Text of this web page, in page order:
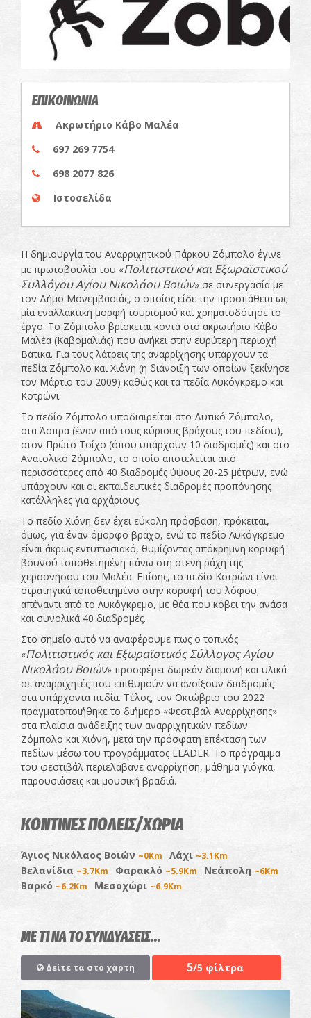
ΕΠΙΚΟΙΝΩΝΙΑ
Ακρωτήριο Κάβο Μαλέα
697 269 7754
698 2077 826
Ιστοσελίδα
Η δημιουργία του Αναρριχητικού Πάρκου Ζόμπολο έγινε
με πρωτοβουλία του «Πολιτιστικού και Εξωραϊστικού
Συλλόγου Αγίου Νικολάου Βοιών» σε συνεργασία με
τον Δήμο Μονεμβασιάς, ο οποίος είδε την προσπάθεια ως
μία εναλλακτική μορφή τουρισμού και χρηματοδότησε το
έργο. Το Ζόμπολο βρίσκεται κοντά στο ακρωτήριο Κάβο
Μαλέα (Καβομαλιάς) που ανήκει στην ευρύτερη περιοχή
Βάτικα. Για τους λάτρεις της αναρρίχησης υπάρχουν τα
πεδία Ζόμπολο και Χιόνη (η διάνοιξη των οποίων ξεκίνησε
τον Μάρτιο του 2009) καθώς και τα πεδία Λυκόγκρεμο και
Κοτρώνι.
Το πεδίο Ζόμπολο υποδιαιρείται στο Δυτικό Ζόμπολο,
στα Άσπρα (έναν από τους κύριους βράχους του πεδίου),
στον Πρώτο Τοίχο (όπου υπάρχουν 10 διαδρομές) και στο
Ανατολικό Ζόμπολο, το οποίο αποτελείται από
περισσότερες από 40 διαδρομές ύψους 20-25 μέτρων, ενώ
υπάρχουν και οι εκπαιδευτικές διαδρομές προπόνησης
κατάλληλες για αρχάριους.
Το πεδίο Χιόνη δεν έχει εύκολη πρόσβαση, πρόκειται,
όμως, για έναν όμορφο βράχο, ενώ το πεδίο Λυκόγκρεμο
είναι άκρως εντυπωσιακό, θυμίζοντας απόκρημνη κορυφή
βουνού τοποθετημένη πάνω στη στενή ράχη της
χερσονήσου του Μαλέα. Επίσης, το πεδίο Κοτρώνι είναι
στρατηγικά τοποθετημένο στην κορυφή του λόφου,
απέναντι από το Λυκόγκρεμο, με θέα που κόβει την ανάσα
και συνολικά 40 διαδρομές.
Στο σημείο αυτό να αναφέρουμε πως ο τοπικός
«Πολιτιστικός και ΕξωραϊστικόςΣύλλογος Αγίου
Νικολάου Βοιών» προσφέρει δωρεάν διαμονή και υλικά
σε αναρριχητές που επιθυμούν να ανοίξουν διαδρομές
στα υπάρχοντα πεδία. Τέλος, τον Οκτώβριο του 2022
πραγματοποιήθηκε το διήμερο «Φεστιβάλ Αναρρίχησης»
στα πλαίσια ανάδειξης των αναρριχητικών πεδίων
Ζόμπολο και Χιόνη, μετά την πρόσφατη επέκταση των
πεδίων μέσω του προγράμματος LEADER. Το πρόγραμμα
του φεστιβάλ περιελάβανε αναρρίχηση, μάθημα γιόγκα,
παρουσιάσεις και μουσική βραδιά.
ΚΟΝΤΙΝΕΣ ΠΟΛΕΙΣ/ΧΩΡΙΑ
Άγιος Νικόλαος Βοιών ~0Km Λάχι ~3.1Km
Βελανίδια ~3.7Km Φαρακλό ~5.9Km Νεάπολη ~6Km
Βαρκό ~6.2Km Μεσοχώρι ~6.9Km
ΜΕ ΤΙ ΝΑ ΤΟ ΣΥΝΔΥΑΣΕΙΣ...
Δείτε τα στο χάρτη 5/5 φίλτρα